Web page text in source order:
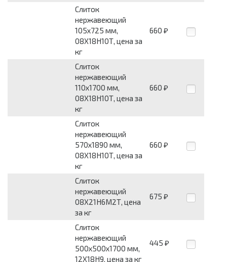
Слиток
нержавеющий
105х725 мм,
08Х18Н10Т, цена за
кг
660 ₽
Слиток
нержавеющий
110х1700 мм,
08Х18Н10Т, цена за
кг
660 ₽
Слиток
нержавеющий
570х1890 мм,
08Х18Н10Т, цена за
кг
660 ₽
Слиток
нержавеющий
08Х21Н6М2Т, цена
за кг
675 ₽
Слиток
нержавеющий
500х500х1700 мм,
12Х18Н9, цена за кг
445 ₽